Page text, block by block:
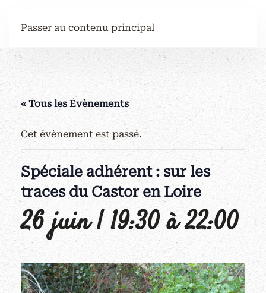
Passer au contenu principal
« Tous les Évènements
Cet évènement est passé.
Spéciale adhérent : sur les
traces du Castor en Loire
26 juin | 19:30à22:00